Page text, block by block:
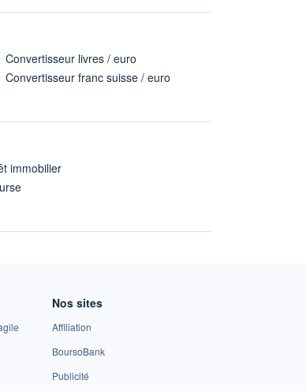
Convertisseur livres / euro
Convertisseur franc suisse / euro
immobilier
Nos sites
Affiliation
BoursoBank
Publicité